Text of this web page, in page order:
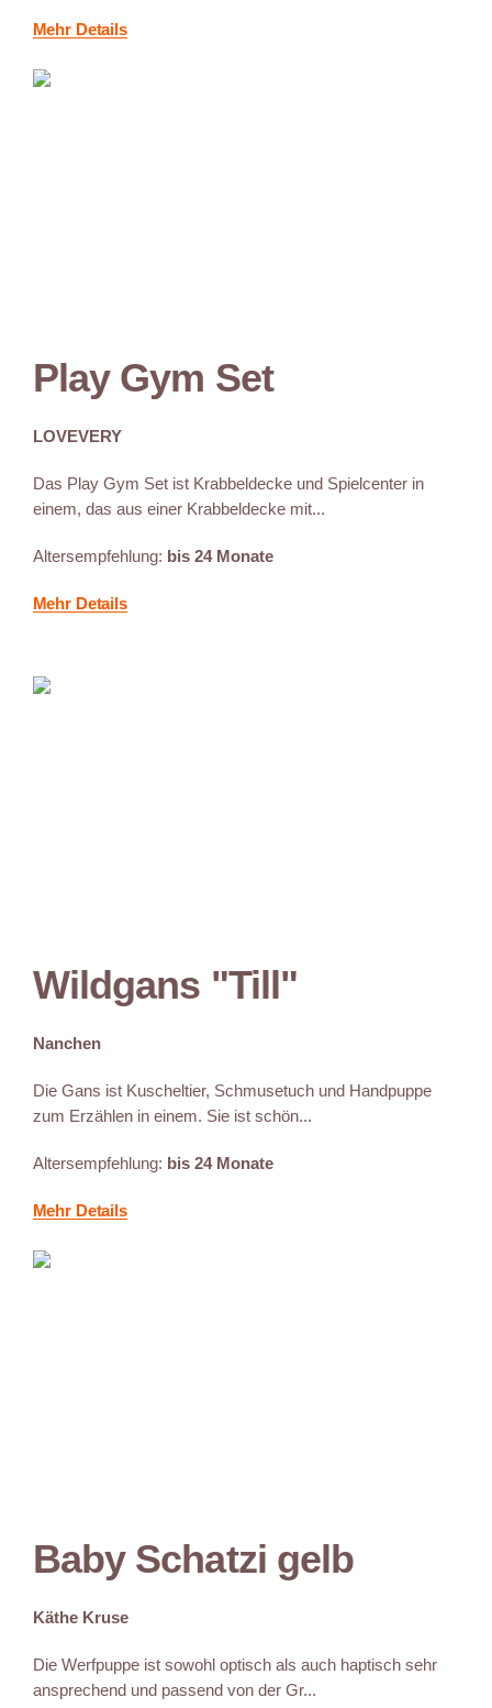
Mehr Details
Play Gym Set
LOVEVERY
Das Play Gym Set ist Krabbeldecke und Spielcenter in
einem, das aus einer Krabbeldecke mit...
Altersempfehlung: bis 24 Monate
Mehr Details
Wildgans "Till"
Nanchen
Die Gans ist Kuscheltier, Schmusetuch und Handpuppe
zum Erzählen in einem. Sie ist schön...
Altersempfehlung: bis 24 Monate
Mehr Details
Baby Schatzi gelb
Käthe Kruse
Die Werfpuppe ist sowohl optisch als auch haptisch sehr
ansprechend und passend von der Gr...